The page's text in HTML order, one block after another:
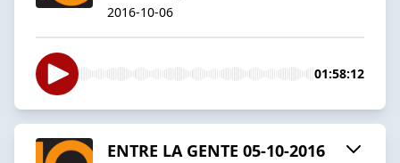
2016-10-06
01:58:12
ENTRE LA GENTE 05-10-2016